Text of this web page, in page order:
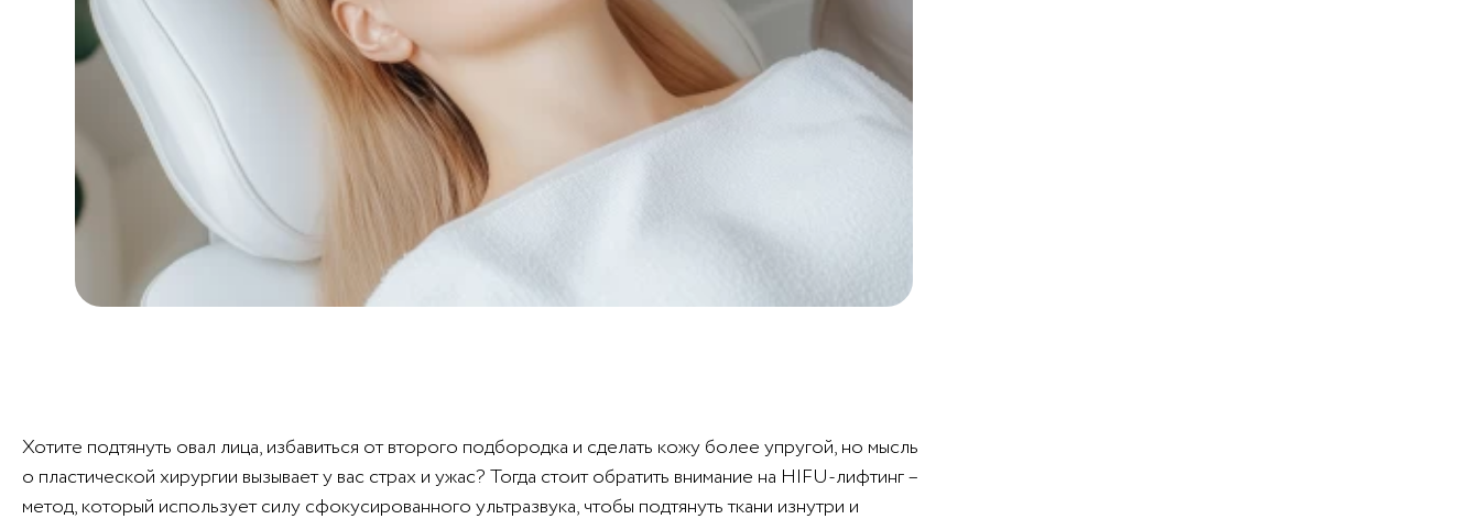
Хотите подтянуть овал лица, избавиться от второго подбородка и сделать кожу более упругой, но мысль
о пластической хирургии вызывает у вас страх и ужас? Тогда стоит обратить внимание на HIFU-лифтинг –
метод, который использует силу сфокусированного ультразвука, чтобы подтянуть ткани изнутри и